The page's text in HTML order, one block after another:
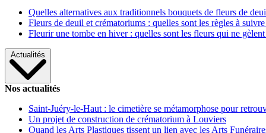
Quelles alternatives aux traditionnels bouquets de fleurs de
Fleurs de deuil et crématoriums : quelles sont les règles à
Fleurir une tombe en hiver : quelles sont les fleurs qui ne gèlent
Actualités
Nos actualités
Saint-Juéry-le-Haut : le cimetière se métamorphose pour
Un projet de construction de crématorium à Louviers
Quand les Arts Plastiques tissent un lien avec les Arts